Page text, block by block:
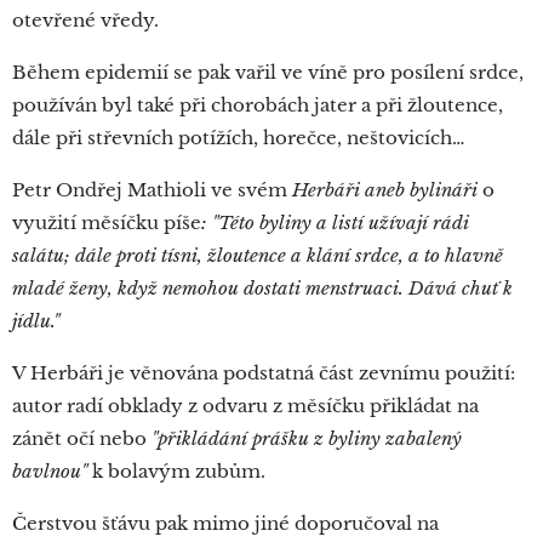
otevřené vředy.
Během epidemií se pak vařil ve víně pro posílení srdce,
používán byl také při chorobách jater a při žloutence,
dále při střevních potížích, horečce, neštovicích…
Petr Ondřej Mathioli ve svém Herbáři aneb bylináři o
využití měsíčku píše: "Této byliny a listí užívají rádi
salátu; dále proti tísni, žloutence a klání srdce, a to hlavně
mladé ženy, když nemohou dostati menstruaci. Dává chuť k
jídlu."
V Herbáři je věnována podstatná část zevnímu použití:
autor radí obklady z odvaru z měsíčku přikládat na
zánět očí nebo "přikládání prášku z byliny zabalený
bavlnou"k bolavým zubům.
Čerstvou šťávu pak mimo jiné doporučoval na